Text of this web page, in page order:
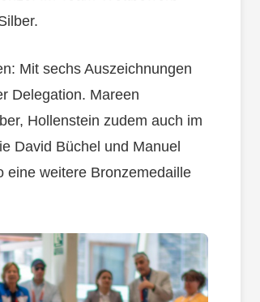
Mit sechs Auszeichnungen
Delegation. Mareen
Hollenstein zudem auch im
David Büchel und Manuel
eine weitere Bronzemedaille